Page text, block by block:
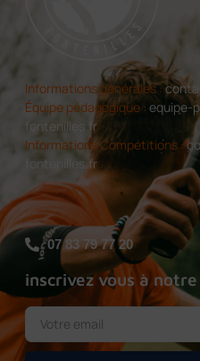
Informations générales :
Équipe pédagogique : equipe-
fontenilles.fr
Informations Compétitions :
fontenilles.fr
07 83 79 77 20
inscrivez vous à